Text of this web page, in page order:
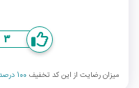
3
میزان رضایت از این کد تخفیف 100 درصد